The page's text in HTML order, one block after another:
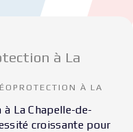
à La
À LA
La Chapelle-de-
croissante pour